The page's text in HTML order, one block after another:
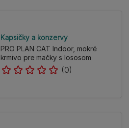
Kapsičky a konzervy
PRO PLAN CAT Indoor, mokré
krmivo pre mačky s lososom
(0)